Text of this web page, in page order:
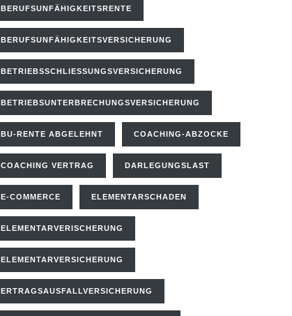
BERUFSUNFÄHIGKEITSRENTE
BERUFSUNFÄHIGKEITSVERSICHERUNG
BETRIEBSSCHLIESSUNGSVERSICHERUNG
BETRIEBSUNTERBRECHUNGSVERSICHERUNG
BU-RENTE ABGELEHNT COACHING-ABZOCKE
COACHING VERTRAG DARLEGUNGSLAST
E-COMMERCE ELEMENTARSCHADEN
ELEMENTARVERISCHERUNG
ELEMENTARVERSICHERUNG
ERTRAGSAUSFALLVERSICHERUNG